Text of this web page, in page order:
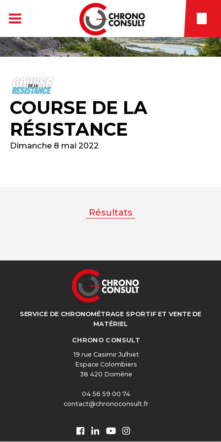
COURSE DE LA
RÉSISTANCE
Dimanche 8 mai 2022
Résultats
SERVICE DE CHRONOMÉTRAGE SPORTIF ET VENTE DE
MATÉRIEL
CHRONO CONSULT
19 rue Casimir Julhiet
Espace Colombiers
38 420 Domène
04 56 59 00 74
contact@chronoconsult.fr